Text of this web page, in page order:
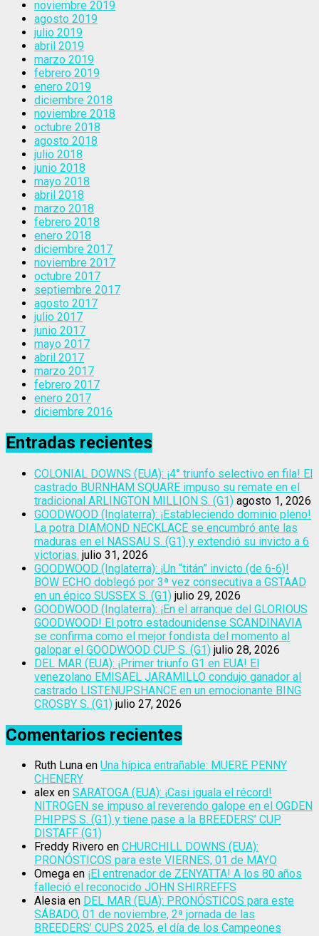
noviembre 2019
agosto 2019
julio 2019
abril 2019
marzo 2019
febrero 2019
enero 2019
diciembre 2018
noviembre 2018
octubre 2018
agosto 2018
julio 2018
junio 2018
mayo 2018
abril 2018
marzo 2018
febrero 2018
enero 2018
diciembre 2017
noviembre 2017
octubre 2017
septiembre 2017
agosto 2017
julio 2017
junio 2017
mayo 2017
abril 2017
marzo 2017
febrero 2017
enero 2017
diciembre 2016
Entradas recientes
COLONIAL DOWNS (EUA): ¡4° triunfo selectivo en fila! El
castrado BURNHAM SQUARE impuso su remate en el
tradicional ARLINGTON MILLION S. (G1) agosto 1, 2026
GOODWOOD (Inglaterra): ¡Estableciendo dominio pleno!
La potra DIAMOND NECKLACE se encumbró ante las
maduras en el NASSAU S. (G1) y extendió su invicto a 6
victorias. julio 31, 2026
GOODWOOD (Inglaterra): ¡Un “titán” invicto (de 6-6)!
BOW ECHO doblegó por 3ª vez consecutiva a GSTAAD
en un épico SUSSEX S. (G1) julio 29, 2026
GOODWOOD (Inglaterra): ¡En el arranque del GLORIOUS
GOODWOOD! El potro estadounidense SCANDINAVIA
se confirma como el mejor fondista del momento al
galopar el GOODWOOD CUP S. (G1) julio 28, 2026
DEL MAR (EUA): ¡Primer triunfo G1 en EUA! El
venezolano EMISAEL JARAMILLO condujo ganador al
castrado LISTENUPSHANCE en un emocionante BING
CROSBY S. (G1) julio 27, 2026
Comentarios recientes
Ruth Luna en Una hípica entrañable: MUERE PENNY
CHENERY
alex en SARATOGA (EUA): ¡Casi iguala el récord!
NITROGEN se impuso al reverendo galope en el OGDEN
PHIPPS S. (G1) y tiene pase a la BREEDERS’ CUP
DISTAFF (G1)
Freddy Rivero en CHURCHILL DOWNS (EUA):
PRONÓSTICOS para este VIERNES, 01 de MAYO
Omega en ¡El entrenador de ZENYATTA! A los 80 años
falleció el reconocido JOHN SHIRREFFS
Alesia en DEL MAR (EUA): PRONÓSTICOS para este
SÁBADO, 01 de noviembre, 2ª jornada de las
BREEDERS’ CUPS 2025, el día de los Campeones